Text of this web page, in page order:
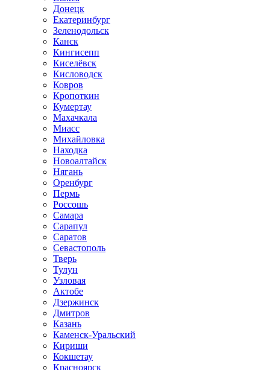
Донецк
Екатеринбург
Зеленодольск
Канск
Кингисепп
Киселёвск
Кисловодск
Ковров
Кропоткин
Кумертау
Махачкала
Миасс
Михайловка
Находка
Новоалтайск
Нягань
Оренбург
Пермь
Россошь
Самара
Сарапул
Саратов
Севастополь
Тверь
Тулун
Узловая
Актобе
Дзержинск
Дмитров
Казань
Каменск-Уральский
Кириши
Кокшетау
Красноярск